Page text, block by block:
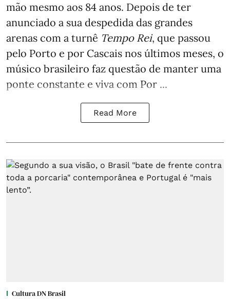
mão mesmo aos 84 anos. Depois de ter
anunciado a sua despedida das grandes
arenas com a turnê Tempo Rei, que passou
pelo Porto e por Cascais nos últimos meses, o
músico brasileiro faz questão de manter uma
ponte constante e viva com Por ...
Read More
Cultura DN Brasil